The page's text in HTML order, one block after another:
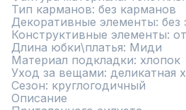
Тип карманов: без карманов
Декоративные элементы: без
Конструктивные элементы:
Длина юбки\платья: Миди
Материал подкладки: хлопок
Уход за вещами: деликатная
Сезон: круглогодичный
Описание